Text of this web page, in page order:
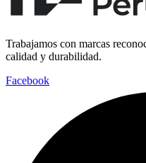
Trabajamos con marcas
calidad y durabilidad.
Facebook